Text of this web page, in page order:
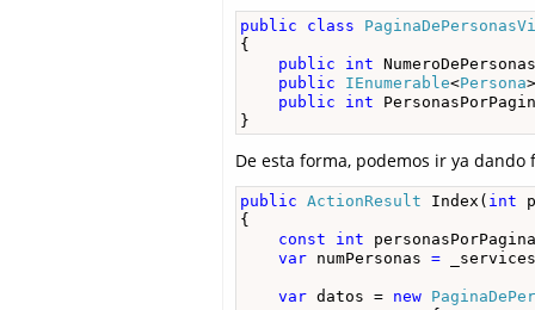
public class
{
public
int
public
IEnumerable<Persona
public
int
}
De esta forma, podemos ir ya
public ActionResult Index( int
{
const
int
    var
numPersonas =
var datos = new